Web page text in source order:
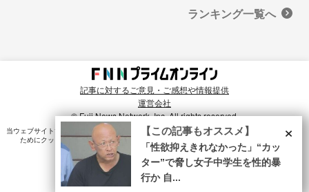
ランキング一覧へ
記事に対するご意見・ご感想や情報提供
運営会社
© Fuji News Network, Inc. All rights reserved.
当ウェブサイトでは、ユーザのニーズ・興味・関⼼に合致したコンテンツや広告配信を提供する
ためにクッキーを使⽤しています。詳細は、
プライバシーポリシー をご確認ください。×
【この記事もオススメ】
「性欲抑えきれなかった」“カッ
ター”で脅し女子中学生を性的暴
行か 自...